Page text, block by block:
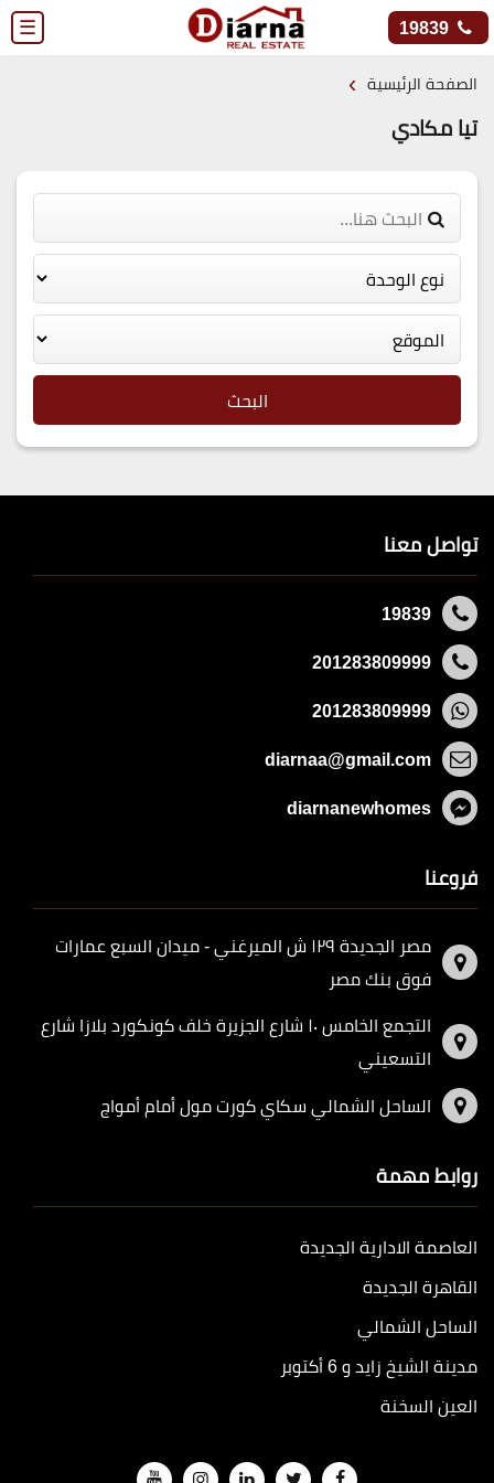
☰ 19839
الصفحة الرئيسية ›
تيا مكادي
البحث
تواصل معنا
19839
201283809999
201283809999
diarnaa@gmail.com
diarnanewhomes
فروعنا
مصر الجديدة ١٢٩ ش الميرغني - ميدان السبع عمارات
فوق بنك مصر
التجمع الخامس ١٠ شارع الجزيرة خلف كونكورد بلازا شارع
التسعيني
الساحل الشمالي سكاي كورت مول أمام أمواج
روابط مهمة
العاصمة الادارية الجديدة
القاهرة الجديدة
الساحل الشمالي
مدينة الشيخ زايد و 6 أكتوبر
العين السخنة